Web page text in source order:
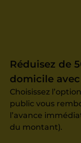
Réduisez de
domicile
Choisissez
public vous
l’avance
du montant).